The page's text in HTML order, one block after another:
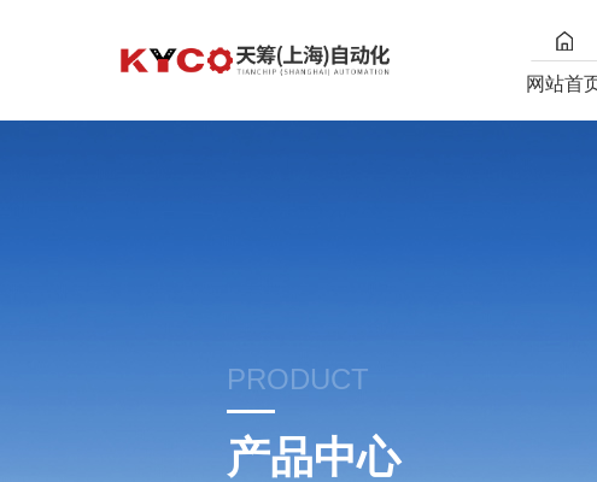
网站首
PRODUCT
产品中心